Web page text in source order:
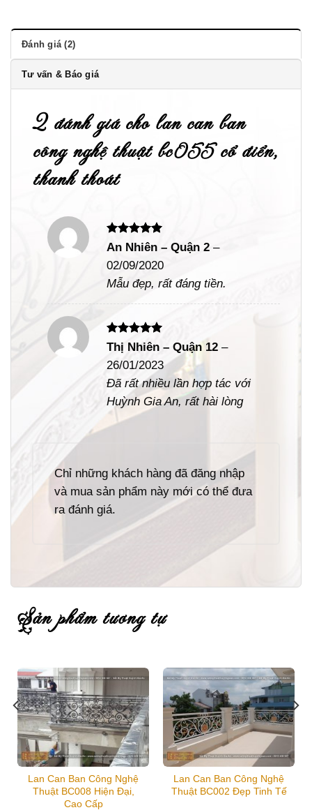
Đánh giá (2)
Tư vấn & Báo giá
2 đánh giá cholan can ban
công nghệ thuật bc055 cổ điển,
thanh thoát
Được xếp
sao
An Nhiên – Quận 2–
02/09/2020
Mẫu đẹp, rất đáng tiền.
Được xếp
hạng
sao
Thị Nhiên – Quận 12–
26/01/2023
Đã rất nhiều lần hợp tác với
Huỳnh Gia An, rất hài lòng
Chỉ những khách hàng đã đăng nhập
và mua sản phẩm này mới có thể đưa
ra đánh giá.
sản phẩm tương tự
Lan Can Ban Công Nghệ
Thuật BC008 Hiện Đại,
Cao Cấp
Lan Can Ban Công Nghệ
Thuật BC002 Đẹp Tinh Tế